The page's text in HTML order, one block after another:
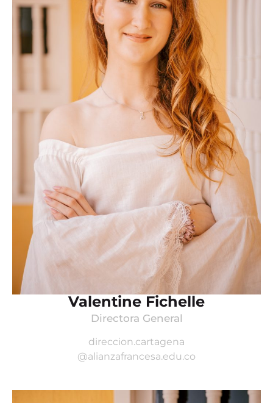
Valentine Fichelle
Directora General
direccion.cartagena
@alianzafrancesa.edu.co